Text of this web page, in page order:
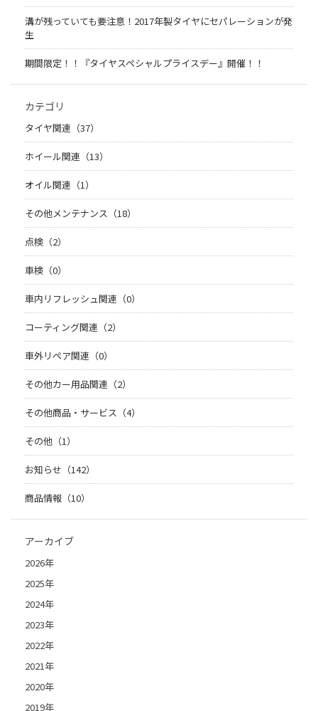
溝が残っていても要注意！2017年製タイヤにセパレーションが発
生
期間限定！！『タイヤスペシャルプライスデー』開催！！
カテゴリ
タイヤ関連（37）
ホイール関連（13）
オイル関連（1）
その他メンテナンス（18）
点検（2）
車検（0）
車内リフレッシュ関連（0）
コーティング関連（2）
車外リペア関連（0）
その他カー用品関連（2）
その他商品・サービス（4）
その他（1）
お知らせ（142）
商品情報（10）
アーカイブ
2026年
2025年
2024年
2023年
2022年
2021年
2020年
2019年